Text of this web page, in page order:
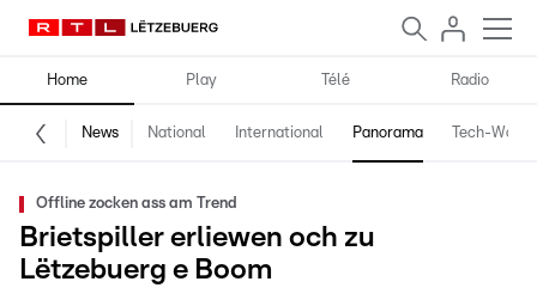
Home Play Télé Radio
News National International Panorama Tech-World
Offline zocken ass am Trend
Brietspiller erliewen och zu
Lëtzebuerg e Boom